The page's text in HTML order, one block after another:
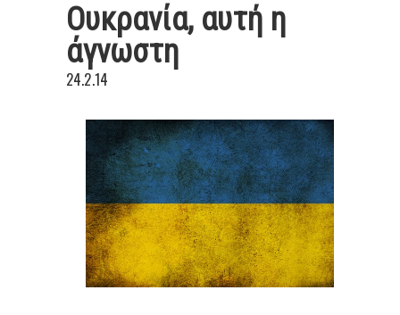
Ουκρανία, αυτή η
άγνωστη
24.2.14